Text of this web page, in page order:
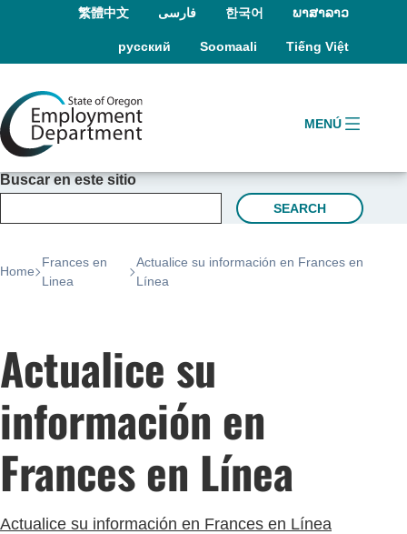
繁體中文 فارسی 한국어 ພາສາລາວ
русский Soomaali Tiếng Việt
MENÚ
Buscar en este sitio
SEARCH
Home
Frances en
Linea
Actualice su información en Frances en
Línea
Actualice su
información en
Frances en Línea
Actualice su información en Frances en Línea